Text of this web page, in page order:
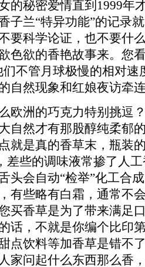
的秘密爱情直到1999年
子兰“特异功能”的记录
要科学论证，也不要什
色欲的香艳故事来。您
们不管月球极慢的相对
自然现象和红娘夜访牵
洲的巧克力特别挑逗？
自然才有那股醇纯柔郁
就是真的香草末，瓶
差些的调味液常掺了人
头会自动“检举”化工合
有些略有白霜，通常不
买香草是为了带来满足
话，不就是你编个比印
点饮料等加香草是错不
家问起什么东西那么香